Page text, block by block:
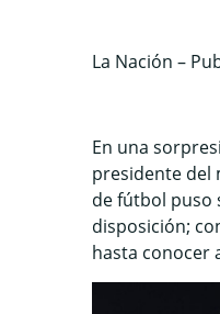
La Nación –
En una
presidente del
de fútbol puso
disposición;
hasta conocer